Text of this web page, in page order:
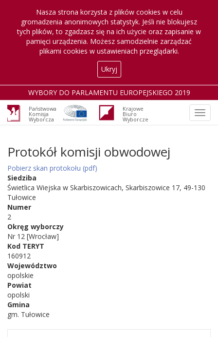
Nasza strona korzysta z plików cookies w celu
gromadzenia anonimowych statystyk. Jeśli nie blokujesz
tych plików, to zgadzasz się na ich użycie oraz zapisanie w
pamięci urządzenia. Możesz samodzielnie zarządzać
plikami cookies w ustawieniach przeglądarki.
Ukryj
WYBORY DO PARLAMENTU EUROPEJSKIEGO 2019
Państwowa
Komisja
Wyborcza
Krajowe
Biuro
Wyborcze
Protokół komisji obwodowej
Pobierz skan protokołu (pdf)
Siedziba
Świetlica Wiejska w Skarbiszowicach, Skarbiszowice 17, 49-130
Tułowice
Numer
2
Okręg wyborczy
Nr 12 [Wrocław]
Kod TERYT
160912
Województwo
opolskie
Powiat
opolski
Gmina
gm. Tułowice